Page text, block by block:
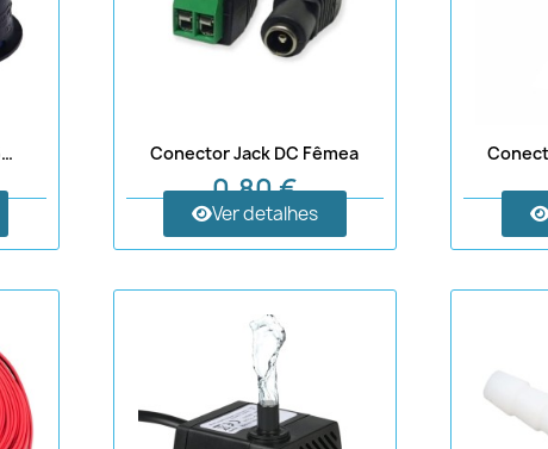
Interruptor luminoso 5V–12V / 220V Conector Jack DC Fêmea
0,80 €
Ver detalhes